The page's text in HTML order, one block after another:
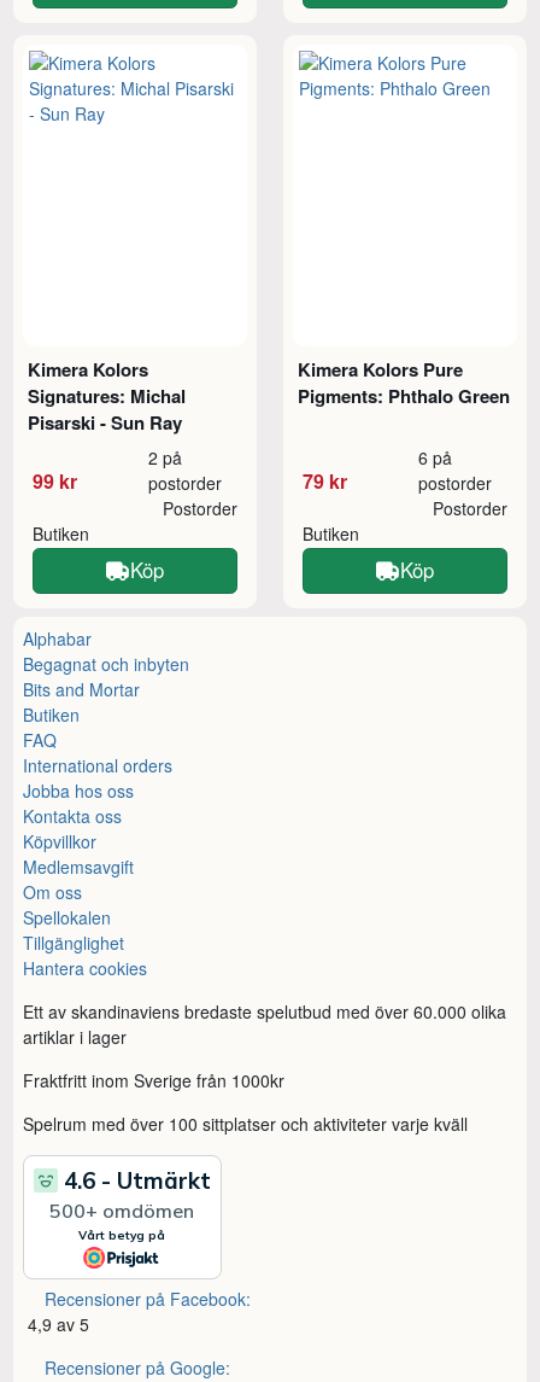
Kimera Kolors
Signatures: Michal
Pisarski - Sun Ray
99 kr
2 på
postorder
Butiken
Postorder
Köp
Kimera Kolors Pure
Pigments: Phthalo Green
79 kr
6 på
postorder
Butiken
Postorder
Köp
Alphabar
Begagnat och inbyten
Bits and Mortar
Butiken
FAQ
International orders
Jobba hos oss
Kontakta oss
Köpvillkor
Medlemsavgift
Om oss
Spellokalen
Tillgänglighet
Hantera cookies
Ett av skandinaviens bredaste spelutbud med över 60.000 olika
artiklar i lager
Fraktfritt inom Sverige från 1000kr
Spelrum med över 100 sittplatser och aktiviteter varje kväll
Recensioner på Facebook:
4,9 av 5
Recensioner på Google: